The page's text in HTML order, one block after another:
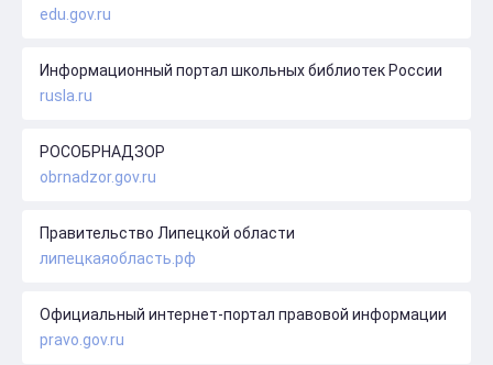
edu.gov.ru
Информационный портал школьных библиотек России
rusla.ru
РОСОБРНАДЗОР
obrnadzor.gov.ru
Правительство Липецкой области
липецкаяобласть.рф
Официальный интернет-портал правовой информации
pravo.gov.ru